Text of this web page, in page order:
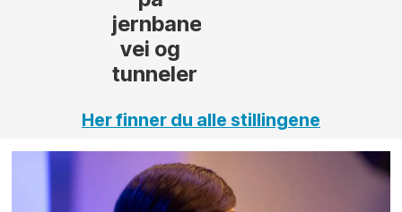
Her finner du alle stillingene